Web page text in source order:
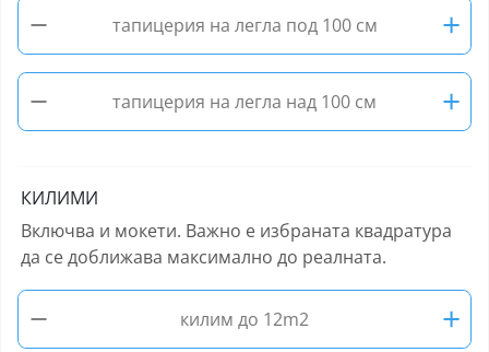
−
тапицерия на легла под 100 см
+
−
тапицерия на легла над 100 см +
КИЛИМИ
Включва и мокети. Важно е избраната квадратура
да се доближава максимално до реалната.
− килим до 12m2
+